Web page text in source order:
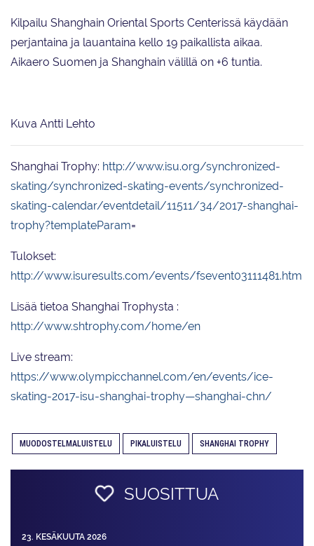
Kilpailu Shanghain Oriental Sports Centerissä käydään
perjantaina ja lauantaina kello 19 paikallista aikaa.
Aikaero Suomen ja Shanghain välillä on +6 tuntia.
Kuva Antti Lehto
Shanghai Trophy: http://www.isu.org/synchronized-
skating/synchronized-skating-events/synchronized-
skating-calendar/eventdetail/11511/34/2017-shanghai-
trophy?templateParam=
Tulokset:
http://www.isuresults.com/events/fsevent03111481.htm
Lisää tietoa Shanghai Trophysta :
http://www.shtrophy.com/home/en
Live stream:
https://www.olympicchannel.com/en/events/ice-
skating-2017-isu-shanghai-trophy—shanghai-chn/
MUODOSTELMALUISTELU PIKALUISTELU SHANGHAI TROPHY
SUOSITTUA
23. KESÄKUUTA 2026